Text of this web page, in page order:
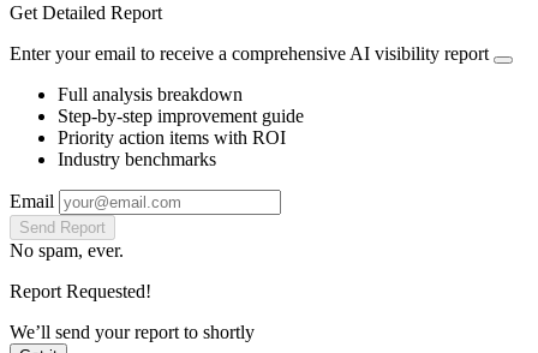
Get Detailed Report
Enter your email to receive a comprehensive AI visibility report
Full analysis breakdown
Step-by-step improvement guide
Priority action items with ROI
Industry benchmarks
Email
Send Report
No spam, ever.
Report Requested!
We’ll send your report to shortly